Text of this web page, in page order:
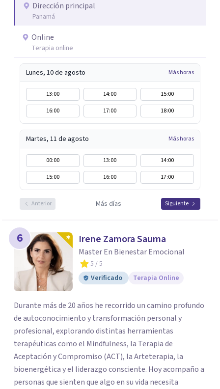
Dirección principal
Panamá
Online
Terapia online
Lunes, 10 de agosto Más horas
13:00 14:00
15:00
16:00
17:00 18:00
Martes, 11 de agosto Más horas
00:00 13:00
14:00
15:00
16:00 17:00
Anterior Más días Siguiente
6 Irene Zamora Sauma
Master En Bienestar Emocional
5 / 5
Verificado
Terapia Online
Durante más de 20 años he recorrido un camino profundo
de autoconocimiento y transformación personal y
profesional, explorando distintas herramientas
terapéuticas como el Mindfulness, la Terapia de
Aceptación y Compromiso (ACT), la Arteterapia, la
bioenergética y el liderazgo consciente. Hoy acompaño a
personas que sienten que algo en su vida necesita